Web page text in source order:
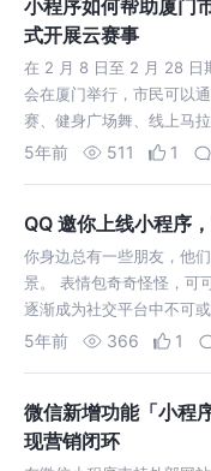
小程序如何帮助厦门
式开展云赛事
在 2 月 8 日至 2 月 28 日
会在厦门举行，市民可以
赛、健身广场舞、线上马
线下完成任务，共同参与
5年前 511 1
QQ 邀你上线小程序
你身边总有一些朋友，他
景。 表情包奇奇怪怪，可
逐渐成为社交平台中不可
不仅支持添加你所收藏和
5年前 366 1
微信新增功能「小程
现营销闭环